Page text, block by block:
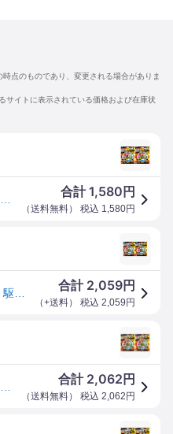
点のものであり、変更される場合がありま
サイトに表示されている価格および在庫状
合計1,580 円
（送料無料） 税込 1,580円
合計 2,059円
（+送料） 税込 2,059 円
合計 2,062 円
（送料無料） 税込 2,062 円